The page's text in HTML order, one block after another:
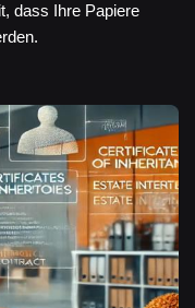
dass Ihre Papiere